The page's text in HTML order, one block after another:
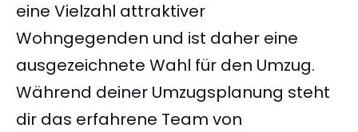
eine Vielzahl attraktiver
Wohngegenden und ist daher eine
ausgezeichnete Wahl für den Umzug.
Während deiner Umzugsplanung steht
dir das erfahrene Team von